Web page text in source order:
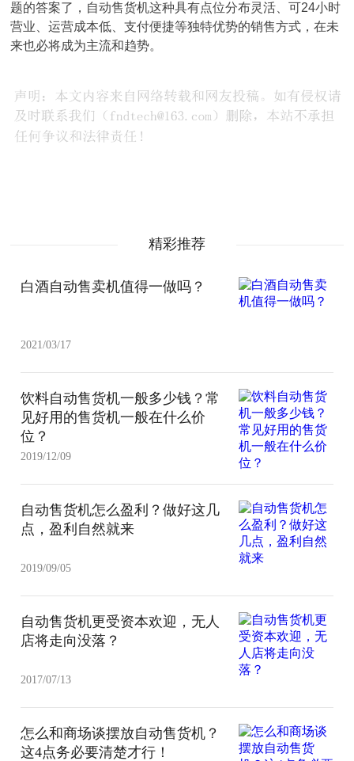
题的答案了，自动售货机这种具有点位分布灵活、可24小时
营业、运营成本低、支付便捷等独特优势的销售方式，在未
来也必将成为主流和趋势。
精彩推荐
白酒自动售卖机值得一做吗？
2021/03/17
饮料自动售货机一般多少钱？常
见好用的售货机一般在什么价
位？
2019/12/09
自动售货机怎么盈利？做好这几
点，盈利自然就来
2019/09/05
自动售货机更受资本欢迎，无人
店将走向没落？
2017/07/13
怎么和商场谈摆放自动售货机？
这4点务必要清楚才行！